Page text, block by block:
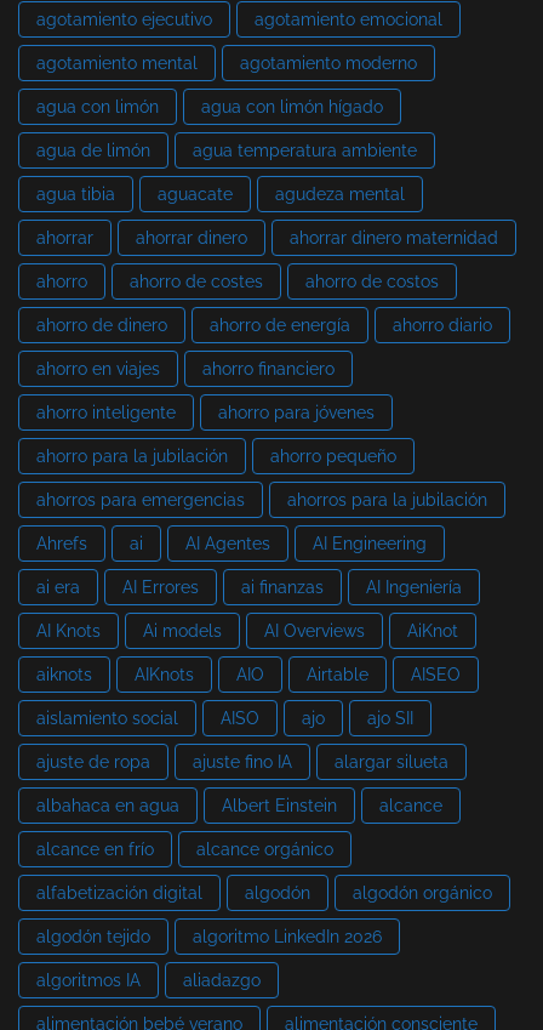
agotamiento ejecutivo agotamiento emocional
agotamiento mental agotamiento moderno
agua con limón agua con limón hígado
agua de limón agua temperatura ambiente
agua tibia aguacate agudeza mental
ahorrar ahorrar dinero ahorrar dinero maternidad
ahorro ahorro de costes ahorro de costos
ahorro de dinero ahorro de energía ahorro diario
ahorro en viajes ahorro financiero
ahorro inteligente ahorro para jóvenes
ahorro para la jubilación ahorro pequeño
ahorros para emergencias ahorros para la jubilación
Ahrefs ai AI Agentes AI Engineering
ai era AI Errores ai finanzas AI Ingeniería
AI Knots Ai models AI Overviews AiKnot
aiknots AIKnots AIO Airtable AISEO
aislamiento social AISO ajo ajo SII
ajuste de ropa ajuste fino IA alargar silueta
albahaca en agua Albert Einstein alcance
alcance en frío alcance orgánico
alfabetización digital algodón algodón orgánico
algodón tejido algoritmo LinkedIn 2026
algoritmos IA aliadazgo
alimentación bebé verano alimentación consciente